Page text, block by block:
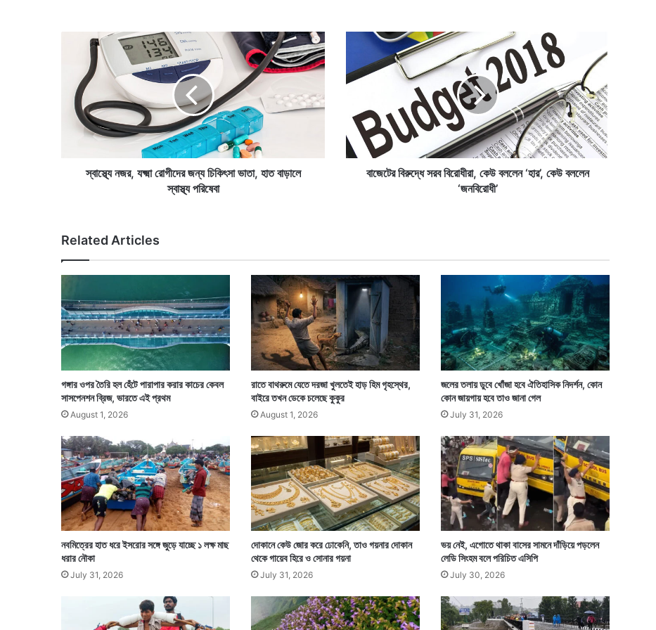
চি
কি
ৎ
ভা
তা
,
হা
বা
ড়া
লে
স্থ্য
প
রি
ষে
বা
স্বাস্থ্যে নজর, যক্ষ্মা রোগীদের জন্য চিকিৎসা ভাতা, হাত বাড়ালে
স্বাস্থ্য পরিষেবা
র
দ্ধে
স
র
কে
উ
ব
লে
ন
‘
হা
র
উ
ব
ল
লে
ন
‘
জ
ন
বি
’
বাজেটের বিরুদ্ধে সরব বিরোধীরা, কেউ বললেন ‘হার’, কেউ বললেন
‘জনবিরোধী’
Related Articles
গঙ্গার ওপর তৈরি হল হেঁটে পারাপার করার কাচের কেবল
সাসপেনশন ব্রিজ, ভারতে এই প্রথম
August 1, 2026
রাতে বাথরুমে যেতে দরজা খুলতেই হাড় হিম গৃহস্থের,
বাইরে তখন ডেকে চলেছে কুকুর
August 1, 2026
জলের তলায় ডুবে খোঁজা হবে ঐতিহাসিক নিদর্শন, কোন
কোন জায়গায় হবে তাও জানা গেল
July 31, 2026
নবমিত্রের হাত ধরে ইসরোর সঙ্গে জুড়ে যাচ্ছে ১ লক্ষ মাছ
ধরার নৌকা
July 31, 2026
দোকানে কেউ জোর করে ঢোকেনি, তাও গয়নার দোকান
থেকে গায়েব হিরে ও সোনার গয়না
July 31, 2026
ভয় নেই, এগোতে থাকা বাসের সামনে দাঁড়িয়ে পড়লেন
লেডি সিংহম বলে পরিচিত এসিপি
July 30, 2026